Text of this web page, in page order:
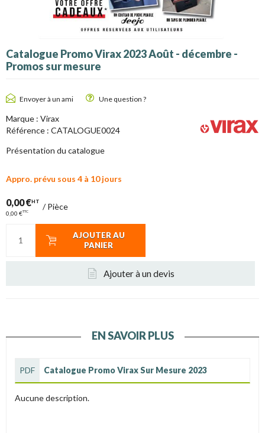
Catalogue Promo Virax 2023 Août - décembre -
Promos sur mesure
Envoyer à un ami Une question ?
Marque : Virax
Référence : CATALOGUE0024
Présentation du catalogue
Appro. prévu sous 4 à 10 jours
0,00 €HT
0,00 €TTC /Pièce
AJOUTER AU
PANIER
Ajouter à un devis
EN SAVOIR PLUS
PDF Catalogue Promo Virax Sur Mesure 2023
Aucune description.